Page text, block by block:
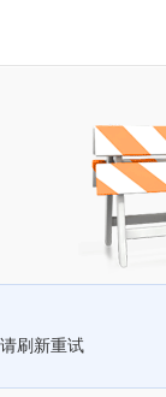
刷新重试